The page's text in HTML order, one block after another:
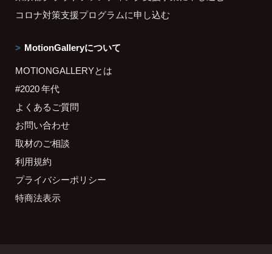
コロナ対策支援プログラムに申し込む
MotionGalleryについて
MOTIONGALLERYとは
#2020 年代
よくあるご質問
お問い合わせ
取材のご相談
利用規約
プライバシーポリシー
特商法表示